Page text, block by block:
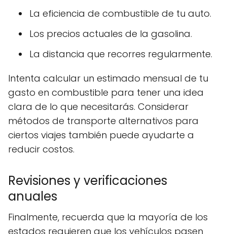
La eficiencia de combustible de tu auto.
Los precios actuales de la gasolina.
La distancia que recorres regularmente.
Intenta calcular un estimado mensual de tu
gasto en combustible para tener una idea
clara de lo que necesitarás. Considerar
métodos de transporte alternativos para
ciertos viajes también puede ayudarte a
reducir costos.
Revisiones y verificaciones
anuales
Finalmente, recuerda que la mayoría de los
estados requieren que los vehículos pasen